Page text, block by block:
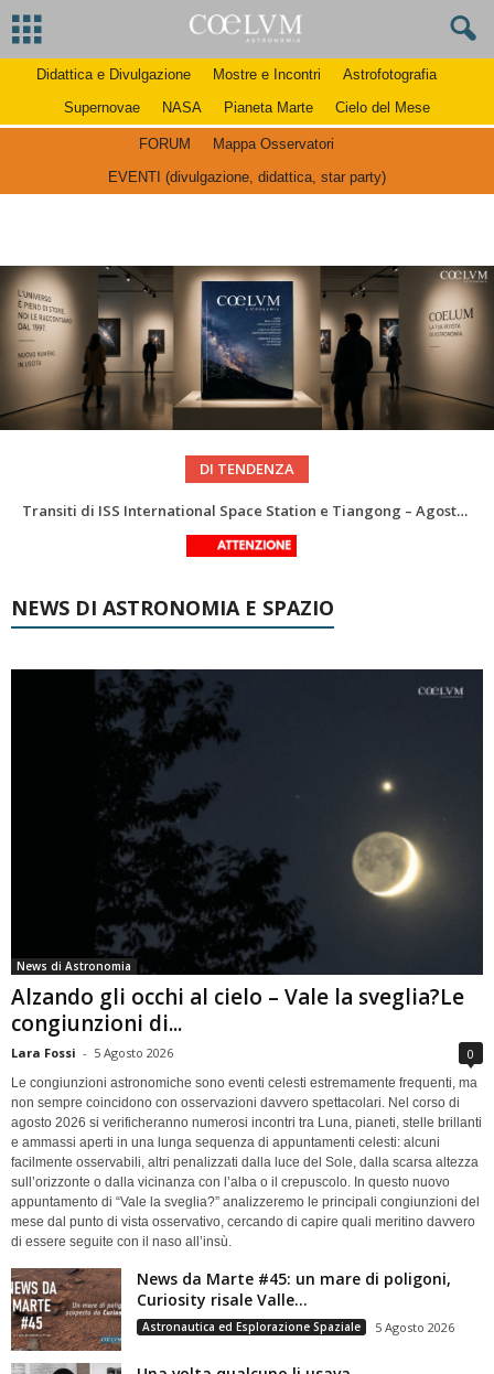
Didattica e Divulgazione Mostre e Incontri
Astrofotografia
Supernovae
NASA Pianeta Marte Cielo del Mese
FORUM
Mappa Osservatori
EVENTI (divulgazione, didattica, star party)
DI TENDENZA
La Luna del Mese – Agosto 2026
Le costellazioni di Agosto 2026: Delfino
NEWS DI ASTRONOMIA E SPAZIO
News di Astronomia
Alzando gli occhi al cielo – Vale la sveglia?Le
congiunzioni di...
Lara Fossi - 5 Agosto 2026 0
Le congiunzioni astronomiche sono eventi celesti estremamente frequenti, ma
non sempre coincidono con osservazioni davvero spettacolari. Nel corso di
agosto 2026 si verificheranno numerosi incontri tra Luna, pianeti, stelle brillanti
e ammassi aperti in una lunga sequenza di appuntamenti celesti: alcuni
facilmente osservabili, altri penalizzati dalla luce del Sole, dalla scarsa altezza
sull’orizzonte o dalla vicinanza con l’alba o il crepuscolo. In questo nuovo
appuntamento di “Vale la sveglia?” analizzeremo le principali congiunzioni del
mese dal punto di vista osservativo, cercando di capire quali meritino davvero
di essere seguite con il naso all’insù.
News da Marte #45: un mare di poligoni,
Curiosity risale Valle...
Astronautica ed Esplorazione Spaziale 5 Agosto 2026